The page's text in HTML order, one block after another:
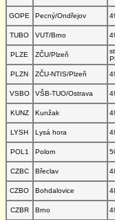
GOPE
Pecný/Ondřejov
TUBO
VUT/Brno
PLZE
ZČU/Plzeň
PLZN
ZČU-NTIS/Plzeň
VSBO
VŠB-TUO/Ostrava
KUNZ
Kunžak
LYSH
Lysá hora
POL1
Polom
CZBC
Břeclav
CZBO
Bohdalovice
CZBR
Brno